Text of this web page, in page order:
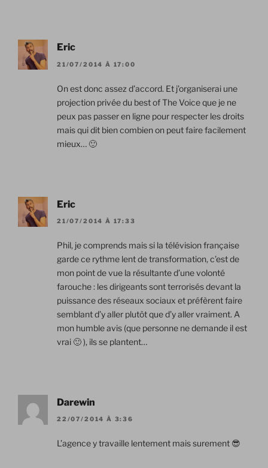
Eric
21/07/2014 À 17:00
On est donc assez d’accord. Et j’organiserai une
projection privée du best of The Voice que je ne
peux pas passer en ligne pour respecter les droits
mais qui dit bien combien on peut faire facilement
mieux… 🙂
Eric
21/07/2014 À 17:33
Phil, je comprends mais si la télévision française
garde ce rythme lent de transformation, c’est de
mon point de vue la résultante d’une volonté
farouche : les dirigeants sont terrorisés devant la
puissance des réseaux sociaux et préfèrent faire
semblant d’y aller plutôt que d’y aller vraiment. A
mon humble avis (que personne ne demande il est
vrai 🙂 ), ils se plantent…
Darewin
22/07/2014 À 3:36
L’agence y travaille lentement mais surement 😎